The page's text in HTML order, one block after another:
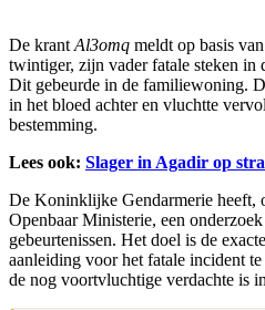
De krant Al3omq meldt op basis
twintiger, zijn vader fatale steken in
Dit gebeurde in de familiewoning.
in het bloed achter en vluchtte
bestemming.
Lees ook: Slager in Agadir op
De Koninklijke Gendarmerie heeft,
Openbaar Ministerie, een
gebeurtenissen. Het doel is de
aanleiding voor het fatale incident
de nog voortvluchtige verdachte is